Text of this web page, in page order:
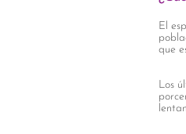
El
que
Los